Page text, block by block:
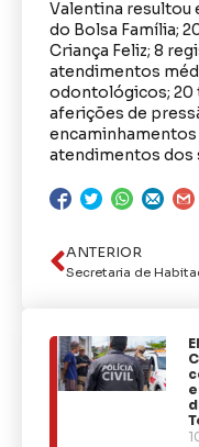
Valentina resultou
do Bolsa Família;
Criança Feliz; 8
atendimentos
odontológicos; 20
aferições de
encaminhamentos
atendimentos dos
ANTERIOR
ÚLTIMAS
NOTÍCIAS